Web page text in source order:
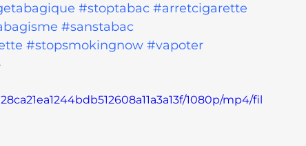
#stoptabac #arretcigarette
#sanstabac
#stopsmokingnow #vapoter
1080p/mp4/fil